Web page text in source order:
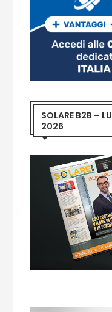
SOLARE B2B –
2026